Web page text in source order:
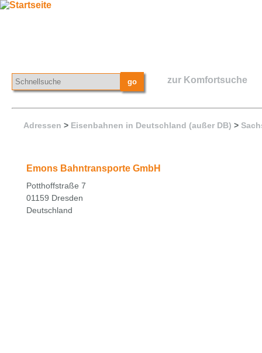
zur Komfortsuche
Adressen > Eisenbahnen in Deutschland (außer DB) >
Emons Bahntransporte GmbH
Potthoffstraße 7
01159 Dresden
Deutschland